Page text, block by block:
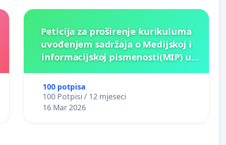
Peticija za proširenje kurikuluma
uvođenjem sadržaja o Medijskoj i
informacijskoj pismenosti(MIP) u
Kantonu Sarajevo po kros-
kurikularnom modelu (u okviru više
100 potpisa
100 Potpisi / 12 mjeseci
16 Mar 2026